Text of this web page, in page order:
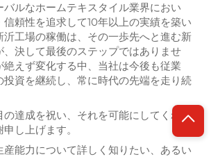
バルなホームテキスタイル業界におい
頼性を追求して10年以上の実績を築い
工場の稼働は、その一歩先へと進む新
、決して最後のステップではありませ
絶えず変化する中、当社は今後も従業
投資を継続し、常に時代の先端を走り続
の達成を祝い、それを可能にしてくれた
し上げます。
産能力について詳しく知りたい、あるい